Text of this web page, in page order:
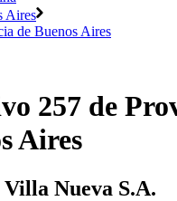
Aires
de Buenos Aires
257 de
Aires
Nueva S.A.